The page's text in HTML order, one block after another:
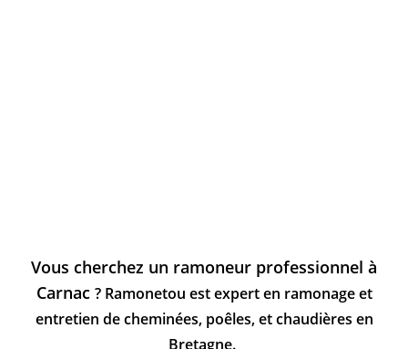
Vous cherchez un ramoneur professionnel à
Carnac ? Ramonetou est expert en ramonage et
entretien de cheminées, poêles, et chaudières en
Bretagne.